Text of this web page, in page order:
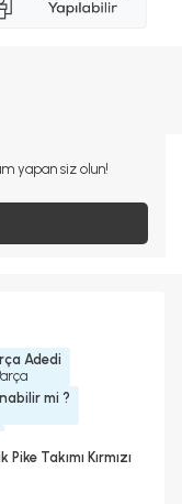
yapan siz olun!
Adedi
mi ?
Takımı Kırmızı